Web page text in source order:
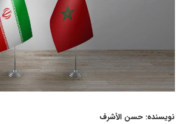
نویسنده: حسن الأشرف